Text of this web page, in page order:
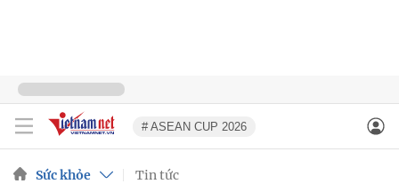
# ASEAN CUP 2026
Sức khỏe Tin tức